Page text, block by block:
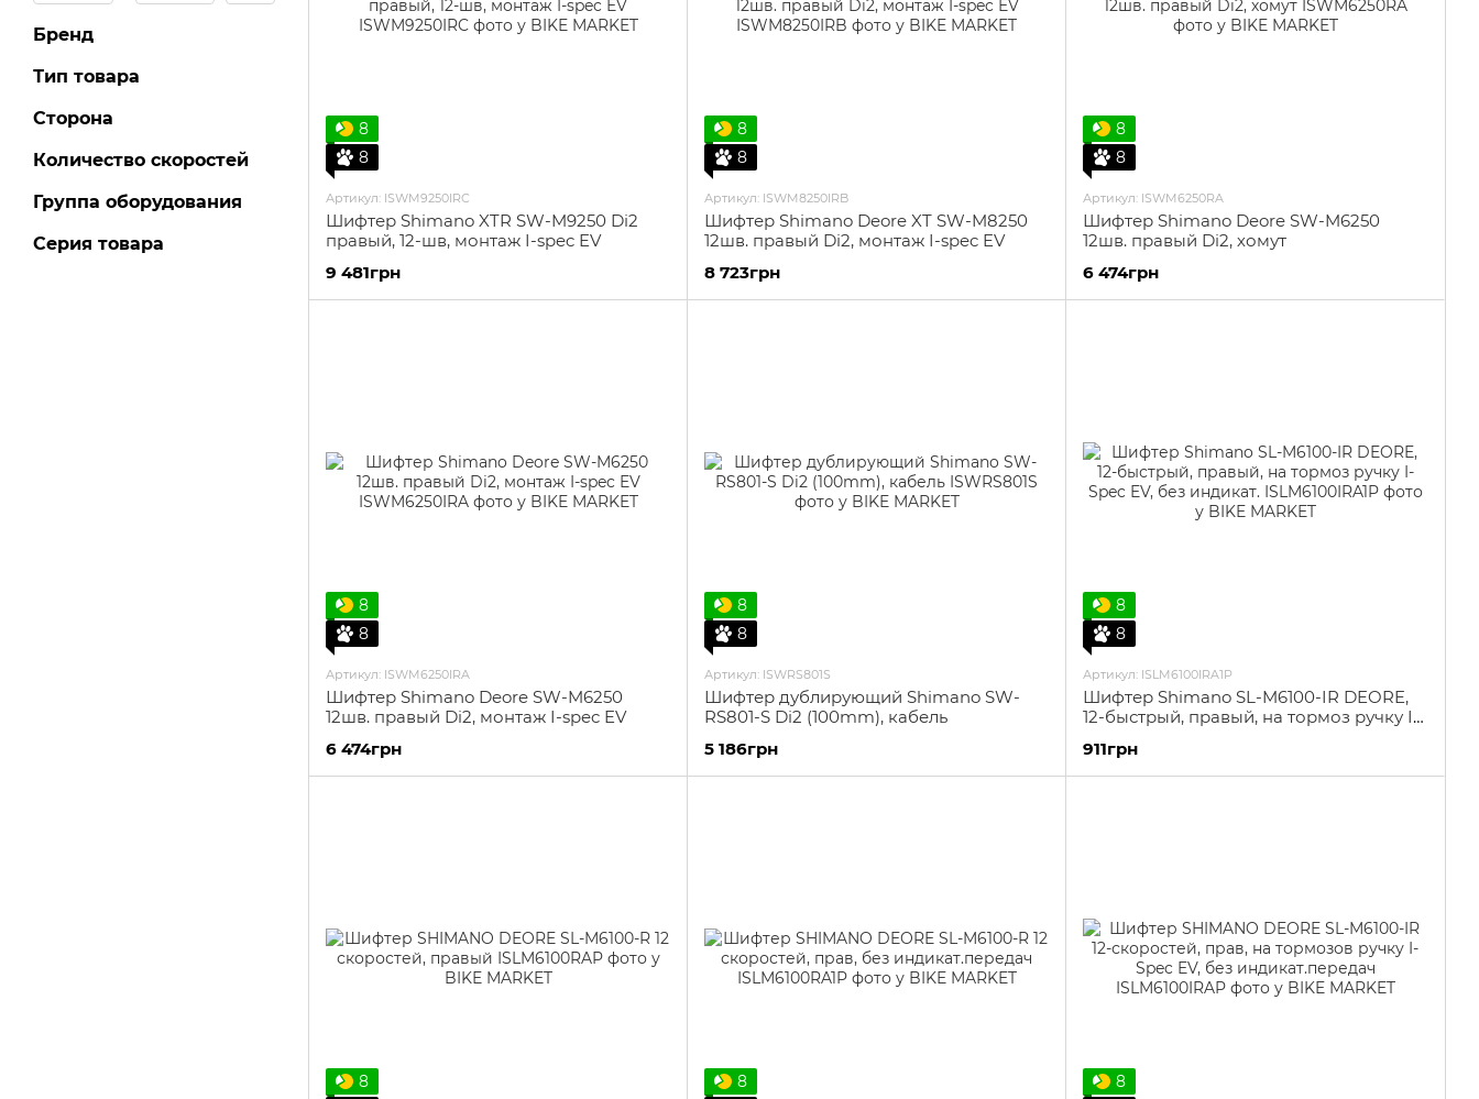
8
8
Артикул: ISWM9250IRC
Шифтер Shimano XTR SW-M9250 Di2
правый, 12-шв, монтаж I-spec EV
9 481грн
8
8
Артикул: ISWM8250IRB
Шифтер Shimano Deore XT SW-M8250
12шв. правый Di2, монтаж I-spec EV
8 723грн
8
8
Артикул: ISWM6250RA
Шифтер Shimano Deore SW-M6250
12шв. правый Di2, хомут
6 474грн
8
8
Артикул: ISWM6250IRA
Шифтер Shimano Deore SW-M6250
12шв. правый Di2, монтаж I-spec EV
6 474грн
8
8
Артикул: ISWRS801S
Шифтер дублирующий Shimano SW-
RS801-S Di2 (100mm), кабель
5 186грн
8
8
Артикул: ISLM6100IRA1P
Шифтер Shimano SL-M6100-IR DEORE,
12-быстрый, правый, на тормоз ручку I-
911грн
8
8
8
Бренд
Тип товара
Сторона
Количество скоростей
Группа оборудования
Серия товара